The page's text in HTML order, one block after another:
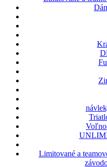
Limitované a